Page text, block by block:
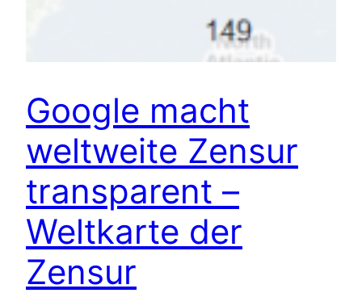
Google macht
weltweite Zensur
transparent –
Weltkarte der
Zensur